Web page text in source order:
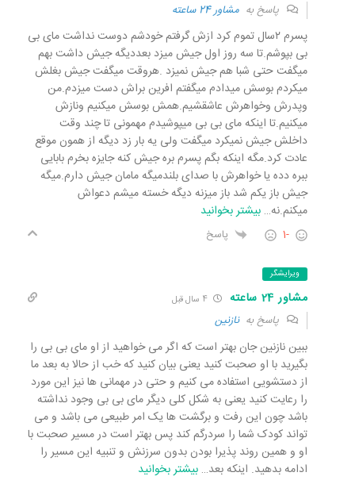
پاسخ به مشاور 24 ساعته
پسرم ۲سال تموم کرد ازش گرفتم خودشم دوست نداشت مای بی
بی بپوشم.تا سه روز اول جیش میزد بعددیگه جیش داشت بهم
میگفت حتی شبا هم جیش نمیزد .هروقت میگفت جیش بغلش
میکردم بوسش میدادم میگفتم افرین براش دست میزدم.من
وپدرش وخواهرش عاشقشیم.همش بوسش میکنیم ونازش
میکنیم.تا اینکه مای بی بی میپوشیدم مهمونی تا چند وقت
داخلش جیش نمیکرد میگفت ولی یه بار زد دیگه از همون موقع
عادت کرد.مگه اینکه بگم پسرم بره جیش کنه جایزه بخرم بابایی
ببره دده یا خواهرش با صدای بلندمیگه مامان جیش دارم.میگه
جیش باز یکم شد باز میزنه دیگه خسته میشم دعواش
میکنم.نه… بیشتر بخوانید
-1 پاسخ
ویرایشگر
مشاور 24 ساعته 4 سال قبل
پاسخ بهنازنین
ببین نازنین جان بهتر است که اگر می خواهید از او مای بی بی را
بگیرید با او صحبت کنید یعنی بیان کنید که خب از حالا به بعد ما
از دستشویی استفاده می کنیم و حتی در مهمانی ها نیز این مورد
را رعایت کنید یعنی به شکل کلی دیگر مای بی بی وجود نداشته
باشد چون این رفت و برگشت ها یک امر طبیعی می باشد و می
تواند کودک شما را سردرگم کند پس بهتر است در مسیر صحبت با
او و همین روند پذیرا بودن بدون سرزنش و تنبیه این مسیر را
ادامه بدهید. اینکه بعد… بیشتر بخوانید